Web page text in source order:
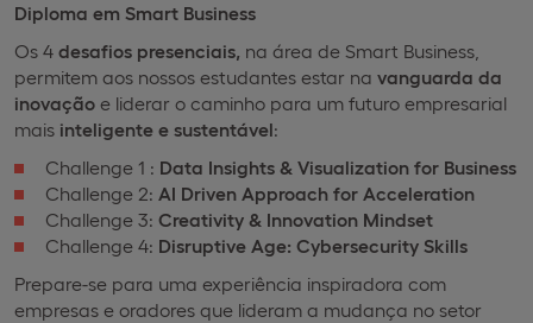
Diploma em Smart Business
Os 4 desafios presenciais, na área de Smart Business,
permitem aos nossos estudantes estar na vanguarda da
inovação e liderar o caminho para um futuro empresarial
mais inteligente e sustentável:
Challenge 1 : Data Insights & Visualization for Business
Challenge 2: AI Driven Approach for Acceleration
Challenge 3: Creativity & Innovation Mindset
Challenge 4: Disruptive Age: Cybersecurity Skills
Prepare-se para uma experiência inspiradora com
empresas e oradores que lideram a mudança no setor